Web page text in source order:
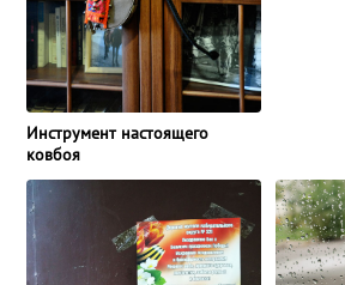
Инструмент настоящего
ковбоя